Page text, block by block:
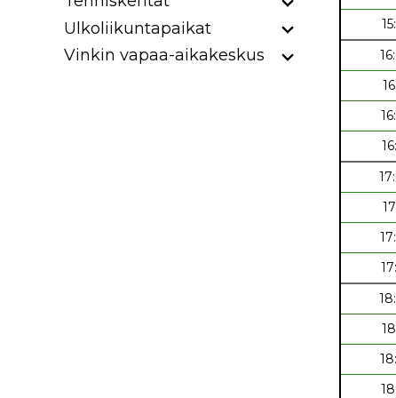
Ulkoliikuntapaikat
Vinkin vapaa-aikakeskus